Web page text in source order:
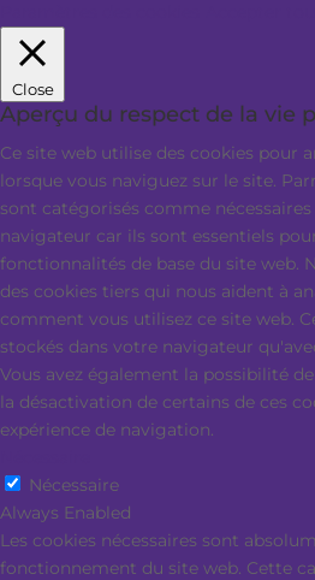
Close
Aperçu du respect de la vie
Ce site web utilise des cookies pour
lorsque vous naviguez sur le site.
sont catégorisés comme
navigateur car ils sont essentiels
fonctionnalités de base du site web.
des cookies tiers qui nous aident à
comment vous utilisez ce site web.
stockés dans votre navigateur
Vous avez également la possibilité
la désactivation de certains de ces
expérience de navigation.
Nécessaire
Always Enabled
Les cookies nécessaires sont
fonctionnement du site web. Cette